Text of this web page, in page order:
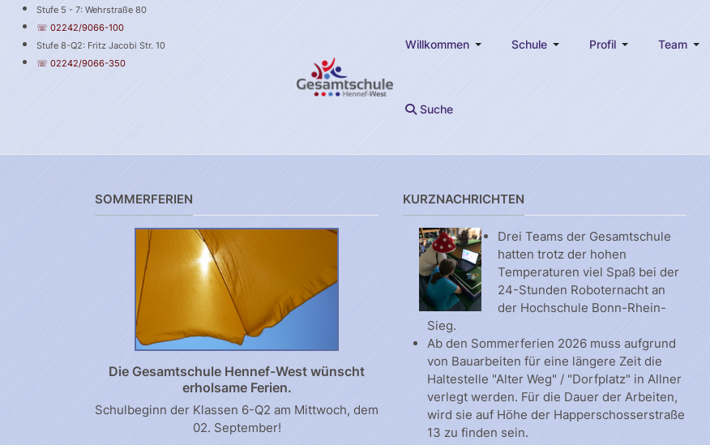
Stufe 5 - 7: Wehrstraße 80
☏ 02242/9066-100
Stufe 8-Q2: Fritz Jacobi Str. 10
☏ 02242/9066-350
Willkommen Schule Profil Team
Suche
SOMMERFERIEN
Die Gesamtschule Hennef-West wünscht
erholsame Ferien.
Schulbeginn der Klassen 6-Q2 am Mittwoch, dem
02. September!
KURZNACHRICHTEN
Drei Teams der Gesamtschule
hatten trotz der hohen
Temperaturen viel Spaß bei der
24-Stunden Roboternacht an
der Hochschule Bonn-Rhein-
Sieg.
Ab den Sommerferien 2026 muss aufgrund
von Bauarbeiten für eine längere Zeit die
Haltestelle "Alter Weg" / "Dorfplatz" in Allner
verlegt werden. Für die Dauer der Arbeiten,
wird sie auf Höhe der Happerschosserstraße
13 zu finden sein.